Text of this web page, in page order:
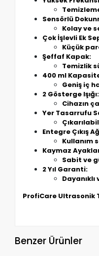
Sensörlü
Kolay ve
Çok İşlevli Ek
Küçük
Şeffaf Kapak:
Temizlik
400 ml
Geniş iç
2 Gösterge Işığı:
Cihazın
Yer Tasarrufu
Entegre Çıkış
Kullanım
Kaymaz
Sabit ve
2 Yıl Garanti:
ProfiCare Ultrasonik
Benzer Ürünler